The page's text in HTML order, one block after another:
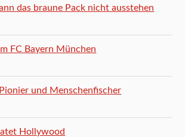
das braune Pack nicht ausstehen
FC Bayern München
und Menschenfischer
Hollywood